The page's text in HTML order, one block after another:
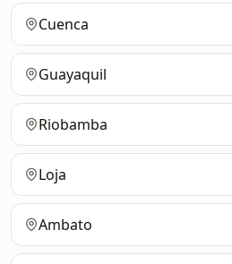
Cuenca
Guayaquil
Riobamba
Loja
Ambato